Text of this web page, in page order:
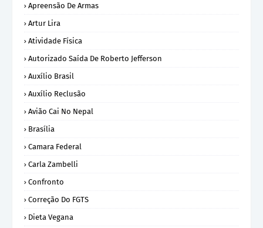
Apreensão De Armas
Artur Lira
Atividade Física
Autorizado Saída De Roberto Jefferson
Auxílio Brasil
Auxílio Reclusão
Avião Cai No Nepal
Brasília
Camara Federal
Carla Zambelli
Confronto
Correção Do FGTS
Dieta Vegana